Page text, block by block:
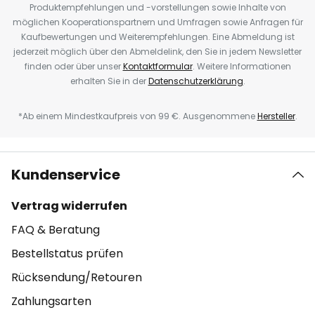
Produktempfehlungen und -vorstellungen sowie Inhalte von
möglichen Kooperationspartnern und Umfragen sowie Anfragen für
Kaufbewertungen und Weiterempfehlungen. Eine Abmeldung ist
jederzeit möglich über den Abmeldelink, den Sie in jedem Newsletter
finden oder über unserKontaktformular. Weitere Informationen
erhalten Sie in derDatenschutzerklärung.
*Ab einem Mindestkaufpreis von 99 €. AusgenommeneHersteller.
Kundenservice
Vertrag widerrufen
FAQ & Beratung
Bestellstatus prüfen
Rücksendung/Retouren
Zahlungsarten